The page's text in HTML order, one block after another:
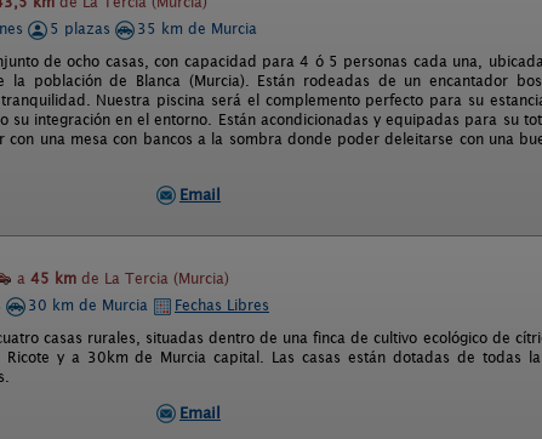
5 plazas
35 km de Murcia
de ocho casas, con capacidad para 4 ó 5 personas cada una,
población de Blanca (Murcia). Están rodeadas de un encantador
Nuestra piscina será el complemento perfecto para su
su integración en el entorno. Están acondicionadas y equipadas para su
una mesa con bancos a la sombra donde poder deleitarse con una
Email
a 45 km de La Tercia (Murcia)
30 km de Murcia
Fechas Libres
casas rurales, situadas dentro de una finca de cultivo ecológico de
y a 30km de Murcia capital. Las casas están dotadas de todas
Email